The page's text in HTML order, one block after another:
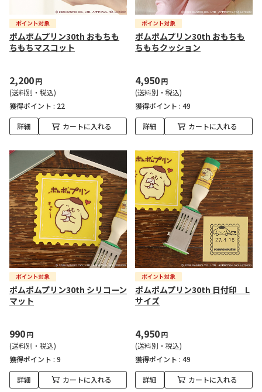
ポムポムプリン30th おもちも
ちもちマスコット
2,200円
(送料別・税込)
獲得ポイント : 22
詳細 カートに入れる
ポムポムプリン30th おもちも
ちもちクッション
4,950円
(送料別・税込)
獲得ポイント : 49
詳細 カートに入れる
ポムポムプリン30th シリコーン
マット
990円
(送料別・税込)
獲得ポイント : 9
詳細 カートに入れる
ポムポムプリン30th 日付印 L
サイズ
4,950円
(送料別・税込)
獲得ポイント : 49
詳細 カートに入れる